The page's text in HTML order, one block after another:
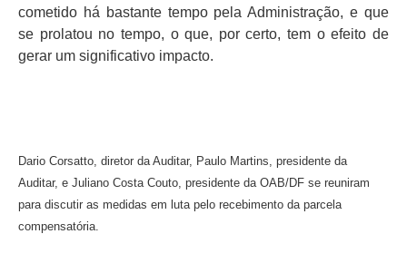
cometido há bastante tempo pela Administração, e que
se prolatou no tempo, o que, por certo, tem o efeito de
gerar um significativo impacto.
Dario Corsatto, diretor da Auditar, Paulo Martins, presidente da
Auditar, e Juliano Costa Couto, presidente da OAB/DF se reuniram
para discutir as medidas em luta pelo recebimento da parcela
compensatória.